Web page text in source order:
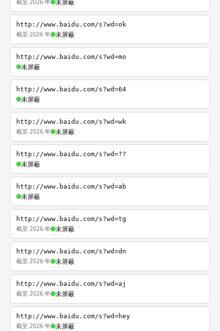
截至 2026 年 未屏蔽
http://www.baidu.com/s?wd=ok
截至 2026 年 未屏蔽
http://www.baidu.com/s?wd=mo
未屏蔽
http://www.baidu.com/s?wd=64
未屏蔽
http://www.baidu.com/s?wd=wk
截至 2026 年 未屏蔽
http://www.baidu.com/s?wd=??
未屏蔽
http://www.baidu.com/s?wd=ab
未屏蔽
http://www.baidu.com/s?wd=tg
截至 2026 年 未屏蔽
http://www.baidu.com/s?wd=dn
截至 2026 年 未屏蔽
http://www.baidu.com/s?wd=aj
截至 2026 年 未屏蔽
http://www.baidu.com/s?wd=hey
截至 2026 年 未屏蔽